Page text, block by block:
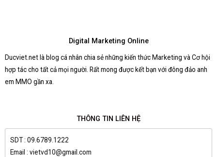
Digital Marketing Online
Ducviet.net là blog cá nhân chia sẻ những kiến thức Marketing và Cơ hội
hợp tác cho tất cả mọi người. Rất mong được kết bạn với đông đảo anh
em MMO gần xa.
THÔNG TIN LIÊN HỆ
SDT : 09.6789.1222
Email : vietvd10@gmail.com